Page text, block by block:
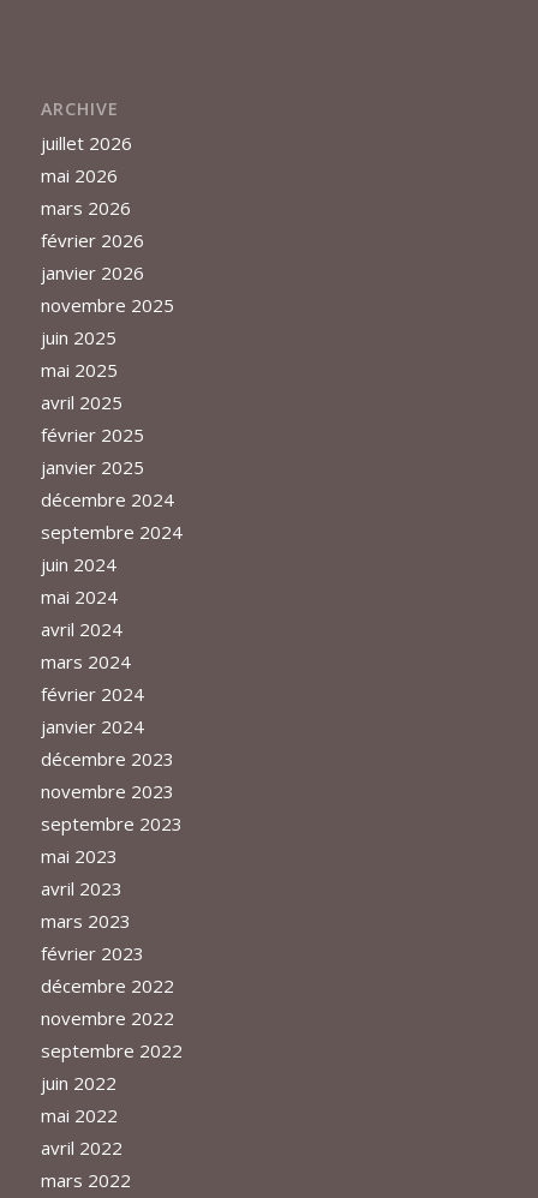
ARCHIVE
juillet 2026
mai 2026
mars 2026
février 2026
janvier 2026
novembre 2025
juin 2025
mai 2025
avril 2025
février 2025
janvier 2025
décembre 2024
septembre 2024
juin 2024
mai 2024
avril 2024
mars 2024
février 2024
janvier 2024
décembre 2023
novembre 2023
septembre 2023
mai 2023
avril 2023
mars 2023
février 2023
décembre 2022
novembre 2022
septembre 2022
juin 2022
mai 2022
avril 2022
mars 2022